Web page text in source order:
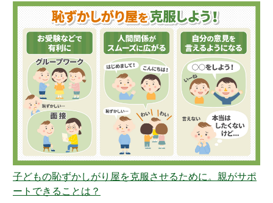
子どもの恥ずかしがり屋を克服させるために。親がサポ
ートできることは？